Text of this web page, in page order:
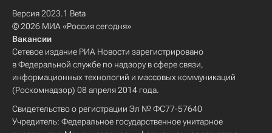
Версия 2023.1 Beta
© 2026 МИА «Россия сегодня»
Вакансии
Сетевое издание РИА Новости зарегистрировано
в Федеральной службе по надзору в сфере связи,
информационных технологий и массовых коммуникаций
(Роскомнадзор) 08 апреля 2014 года.
Свидетельство о регистрации Эл № ФС77-57640
Учредитель: Федеральное государственное унитарное